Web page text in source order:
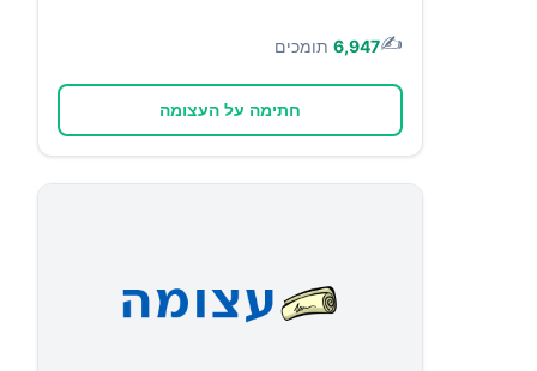
✍️
6,947 תומכים
חתימה על העצומה